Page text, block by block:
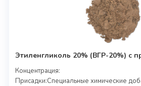
Этиленгликоль 20% (ВГР-20%) с
Концентрация:
Присадки: